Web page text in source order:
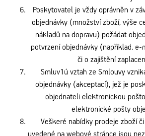
Poskytovatel je vždy oprávněn v
objednávky (množství zboží, výše
nákladů na dopravu) požádat
potvrzení objednávky (například.
či o zajištění
Smluv1ú vztah ze Smlouvy
objednávky (akceptací), jež je
objednateli elektronickou
elektronické pošty
Veškeré nabídky prodeje zboží